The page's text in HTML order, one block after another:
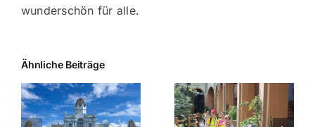
wunderschön für alle.
Ähnliche Beiträge